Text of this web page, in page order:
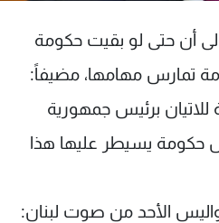
أن حتى لو بقيت حكومة
تمارس مهامها، مضيفاً:
برئيس جمهورية
حكومة يسيطر عليها هذا
الأحد من صوت لبنان:
معنا
الإسـتخدام